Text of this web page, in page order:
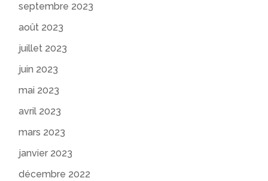
septembre 2023
août 2023
juillet 2023
juin 2023
mai 2023
avril 2023
mars 2023
janvier 2023
décembre 2022